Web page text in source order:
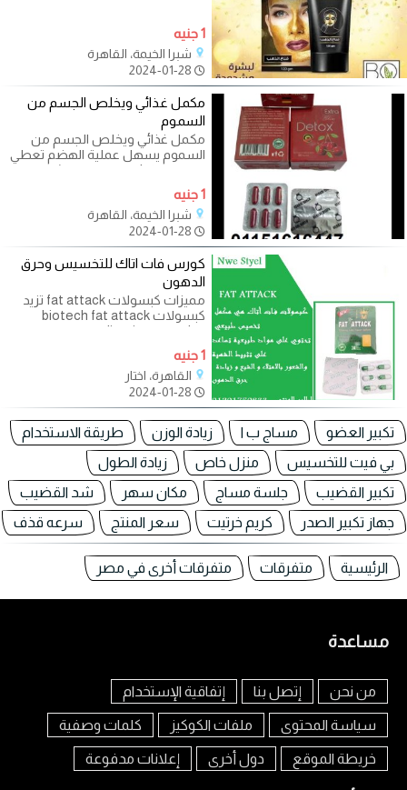
1 جنيه
شبرا الخيمة، القاهرة
مكمل غذائي ويخلص الجسم من
السموم
مكمل غذائي ويخلص الجسم من
السموم يسهل عملية الهضم تعطي
حبوب detox للتخسيس الشعور
بالشبع وامتلاء
1 جنيه
شبرا الخيمة، القاهرة
كورس فات اتاك للتخسيس وحرق
الدهون
مميزات كبسولات fat attack تزيد
كبسولات biotech fat attack
حرق الدهون المتراكمة في الجسم
1 جنيه
القاهرة، اختار
تكبير العضو مساج ب ا زيادة الوزن
طريقة الاستخدام
بي فيت للتخسيس
منزل خاص
زيادة الطول
تكبير القضيب
جلسة مساج مكان سهر
شد القضيب
جهاز تكبير الصدر
كريم خرتيت سعر المنتج سرعه قذف
الرئيسية متفرقات متفرقات أخرى في مصر
مساعدة
من نحن إتصل بنا إتفاقية الإستخدام
سياسة المحتوى ملفات الكوكيز كلمات وصفية
خريطة الموقع دول أخرى إعلانات مدفوعة